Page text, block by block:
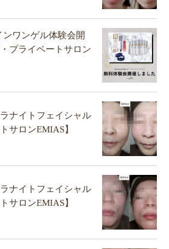
ンワンゲル体験会開
プライベートサロン
ナイトフェイシャル
サロンEMIAS】
ナイトフェイシャル
サロンEMIAS】